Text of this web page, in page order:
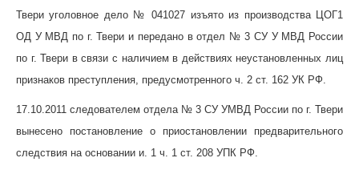
Твери уголовное дело № 041027 изъято из производства ЦОГ1
ОД У МВД по г. Твери и передано в отдел № 3 СУ У МВД России
по г. Твери в связи с наличием в действиях неустановленных лиц
признаков преступления, предусмотренного ч. 2 ст. 162 УК РФ.
17.10.2011 следователем отдела № 3 СУ УМВД России по г. Твери
вынесено постановление о приостановлении предварительного
следствия на основании и. 1 ч. 1 ст. 208 УПК РФ.